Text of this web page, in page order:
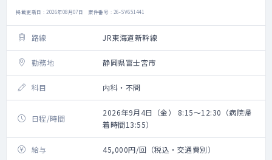
掲載更新日 : 2026年08月07日 案件番号 : 26-SV651441
路線 JR東海道新幹線
勤務地 静岡県富士宮市
科目 内科・不問
日程/時間
2026年9月4日（金） 8:15～12:30（病院帰
着時間13:55）
給与 45,000円/回（税込・交通費別）